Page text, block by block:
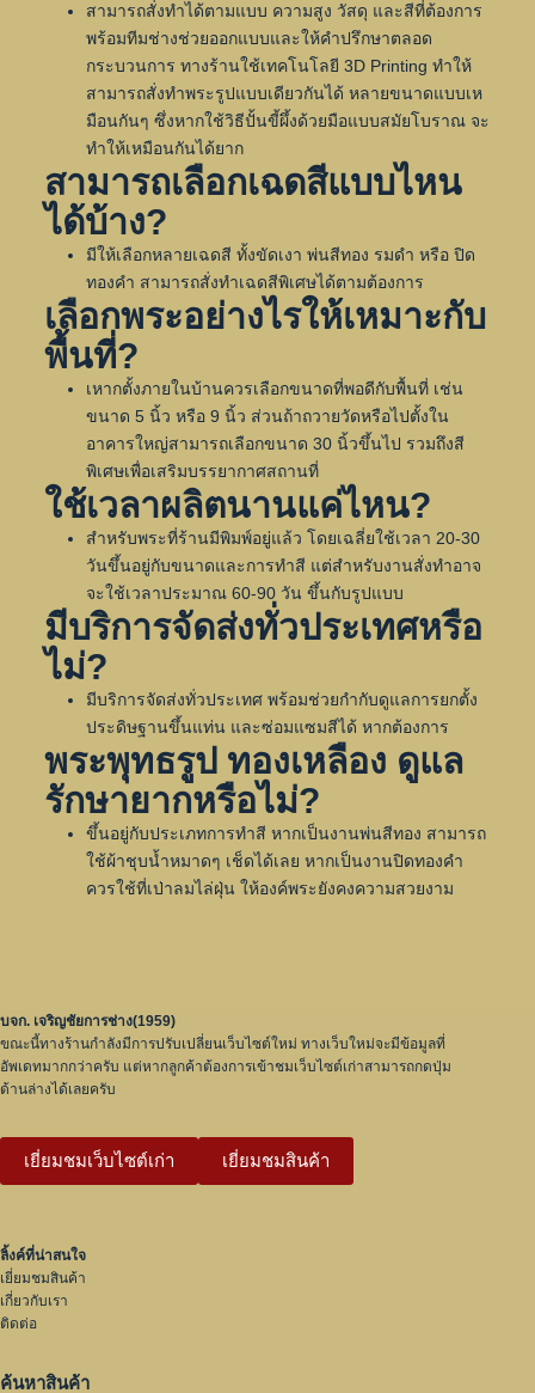
สามารถสั่งทำได้ตามแบบ ความสูง วัสดุ และสีที่ต้องการ
พร้อมทีมช่างช่วยออกแบบและให้คำปรึกษาตลอด
กระบวนการ ทางร้านใช้เทคโนโลยี 3D Printing ทำให้
สามารถสั่งทำพระรูปแบบเดียวกันได้ หลายขนาดแบบเห
มือนกันๆ ซึ่งหากใช้วิธีปั้นขี้ผึ้งด้วยมือแบบสมัยโบราณ จะ
ทำให้เหมือนกันได้ยาก
สามารถเลือกเฉดสีแบบไหน
ได้บ้าง?
มีให้เลือกหลายเฉดสี ทั้งขัดเงา พ่นสีทอง รมดำ หรือ ปิด
ทองคำ สามารถสั่งทำเฉดสีพิเศษได้ตามต้องการ
เลือกพระอย่างไรให้เหมาะกับ
พื้นที่?
เหากตั้งภายในบ้านควรเลือกขนาดที่พอดีกับพื้นที่ เช่น
ขนาด 5 นิ้ว หรือ 9 นิ้ว ส่วนถ้าถวายวัดหรือไปตั้งใน
อาคารใหญ่สามารถเลือกขนาด 30 นิ้วขึ้นไป รวมถึงสี
พิเศษเพื่อเสริมบรรยากาศสถานที่
ใช้เวลาผลิตนานแค่ไหน?
สำหรับพระที่ร้านมีพิมพ์อยู่แล้ว โดยเฉลี่ยใช้เวลา 20-30
วันขึ้นอยู่กับขนาดและการทำสี แต่สำหรับงานสั่งทำอาจ
จะใช้เวลาประมาณ 60-90 วัน ขึ้นกับรูปแบบ
มีบริการจัดส่งทั่วประเทศหรือ
ไม่?
มีบริการจัดส่งทั่วประเทศ พร้อมช่วยกำกับดูแลการยกตั้ง
ประดิษฐานขึ้นแท่น และซ่อมแซมสีได้ หากต้องการ
พระพุทธรูป ทองเหลือง ดูแล
รักษายากหรือไม่?
ขึ้นอยู่กับประเภทการทำสี หากเป็นงานพ่นสีทอง สามารถ
ใช้ผ้าชุบน้ำหมาดๆ เช็ดได้เลย หากเป็นงานปิดทองคำ
ควรใช้ที่เป่าลมไล่ฝุ่น ให้องค์พระยังคงความสวยงาม
บจก. เจริญชัยการช่าง(1959)
ขณะนี้ทางร้านกำลังมีการปรับเปลี่ยนเว็บไซต์ใหม่ ทางเว็บใหม่จะมีข้อมูลที่
อัพเดทมากกว่าครับ แต่หากลูกค้าต้องการเข้าชมเว็บไซต์เก่าสามารถกดปุ่ม
ด้านล่างได้เลยครับ
เยี่ยมชมเว็บไซต์เก่า เยี่ยมชมสินค้า
ลิ้งค์ที่น่าสนใจ
เยี่ยมชมสินค้า
เกี่ยวกับเรา
ติดต่อ
ค้นหาสินค้า